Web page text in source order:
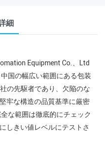
細
Equipment Co.、Ltd
国の幅広い範囲にある包装
の先駆者であり、欠陥のな
牢な構造の品質基準に厳密
な範囲は徹底的にチェック
しきい値レベルにテストさ